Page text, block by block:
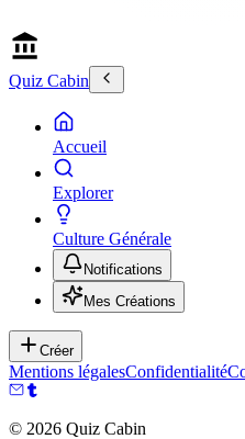
Quiz Cabin
Accueil
Explorer
Culture Générale
Notifications
Mes Créations
Créer
Mentions légalesConfidentialité
© 2026 Quiz Cabin